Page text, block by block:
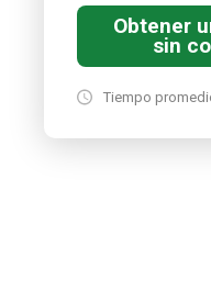
Obtener
sin
Tiempo